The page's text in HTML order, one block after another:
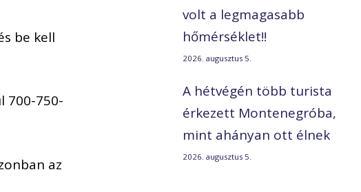
be kell
700-750-
az
volt a legmagasabb
hőmérséklet!!
2026. augusztus 5.
A hétvégén több turista
érkezett Montenegróba,
mint ahányan ott élnek
2026. augusztus 5.